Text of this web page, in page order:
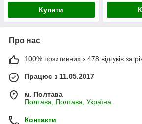
Купити
Про нас
100% позитивних з 478 відгуків за
Працює з 11.05.2017
м. Полтава
Полтава, Полтава, Україна
Контакти